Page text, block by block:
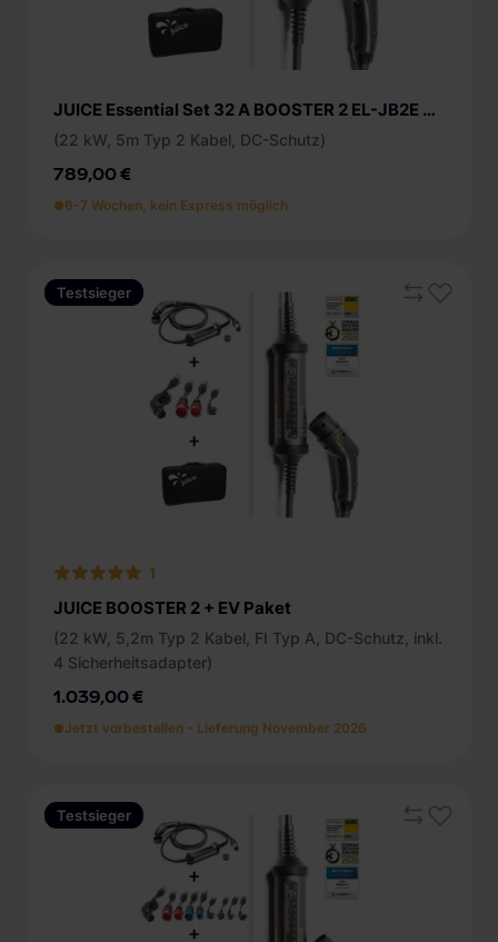
JUICE Essential Set 32 A BOOSTER 2 EL-JB2E mobile Ladestation
(22 kW, 5m Typ 2 Kabel, DC-Schutz)
789,00 €
6-7 Wochen, kein Express möglich
Testsieger
1
JUICE BOOSTER 2 + EV Paket
(22 kW, 5,2m Typ 2 Kabel, FI Typ A, DC-Schutz, inkl.
4 Sicherheitsadapter)
1.039,00 €
Jetzt vorbestellen - Lieferung November 2026
Testsieger